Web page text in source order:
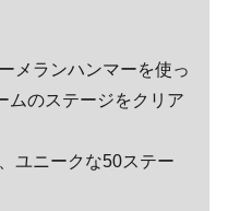
メランハンマーを使っ
ムのステージをクリア
ユニークな50ステー